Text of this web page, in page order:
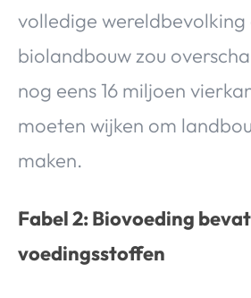
volledige wereldbevolking
biolandbouw zou
nog eens 16 miljoen
moeten wijken om
maken.
Fabel 2: Biovoeding
voedingsstoffen